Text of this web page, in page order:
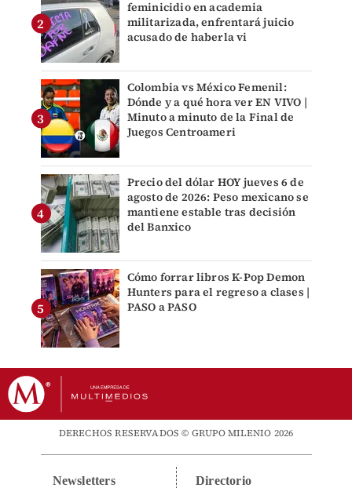
feminicidio en academia
militarizada, enfrentará juicio
acusado de haberla vi
Colombia vs México Femenil:
Dónde y a qué hora ver EN VIVO |
Minuto a minuto de la Final de
Juegos Centroameri
Precio del dólar HOY jueves 6 de
agosto de 2026: Peso mexicano se
mantiene estable tras decisión
del Banxico
Cómo forrar libros K-Pop Demon
Hunters para el regreso a clases |
PASO a PASO
DERECHOS RESERVADOS © GRUPO MILENIO 2026
Newsletters Directorio